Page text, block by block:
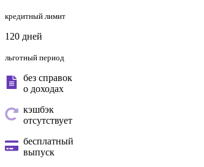
кредитный лимит
120 дней
льготный период
без справок
о доходах
кэшбэк
отсутствует
бесплатный
выпуск